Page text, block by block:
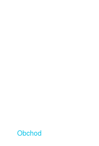
Obchod